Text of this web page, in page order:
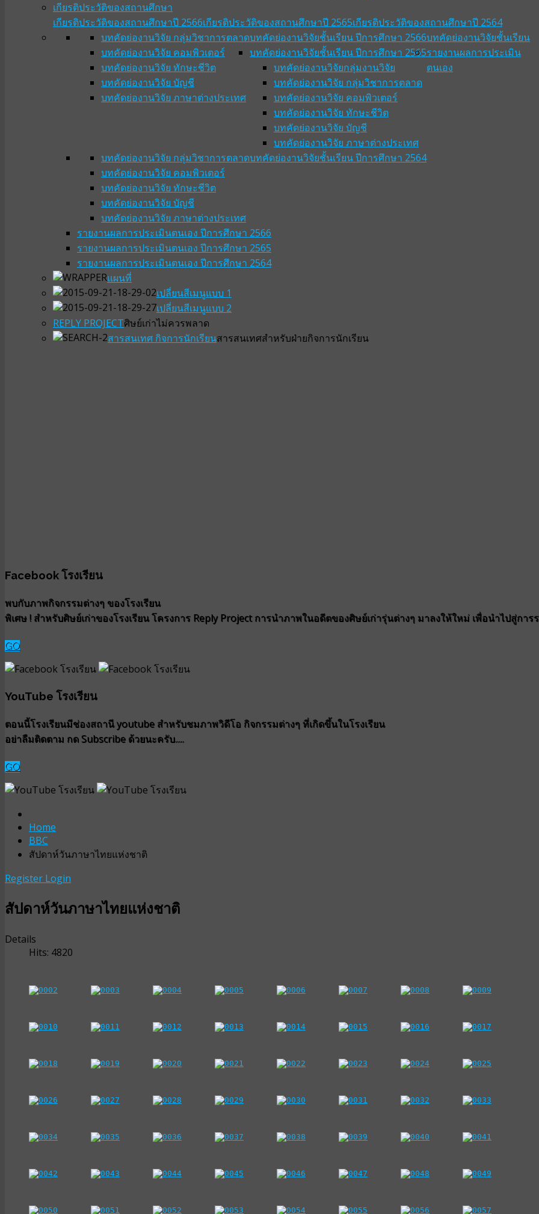
เกียรติประวัติของสถานศึกษา
เกียรติประวัติของสถานศึกษาปี 2566เกียรติประวัติของสถานศึกษาปี 2565เกียรติประวัติของสถานศึกษาปี 2564
บทคัดย่องานวิจัยชั้นเรียน
บทคัดย่องานวิจัยชั้นเรียน ปีการศึกษา 2566
บทคัดย่องานวิจัย กลุ่มวิชาการตลาด
บทคัดย่องานวิจัย คอมพิวเตอร์
บทคัดย่องานวิจัย ทักษะชีวิต
บทคัดย่องานวิจัย บัญชี
บทคัดย่องานวิจัย ภาษาต่างประเทศ
บทคัดย่องานวิจัยชั้นเรียน ปีการศึกษา 2565
บทคัดย่องานวิจัยกลุ่มงานวิจัย
บทคัดย่องานวิจัย กลุ่มวิชาการตลาด
บทคัดย่องานวิจัย คอมพิวเตอร์
บทคัดย่องานวิจัย ทักษะชีวิต
บทคัดย่องานวิจัย บัญชี
บทคัดย่องานวิจัย ภาษาต่างประเทศ
บทคัดย่องานวิจัยชั้นเรียน ปีการศึกษา 2564
บทคัดย่องานวิจัย กลุ่มวิชาการตลาด
บทคัดย่องานวิจัย คอมพิวเตอร์
บทคัดย่องานวิจัย ทักษะชีวิต
บทคัดย่องานวิจัย บัญชี
บทคัดย่องานวิจัย ภาษาต่างประเทศ
รายงานผลการประเมิน
ตนเอง
รายงานผลการประเมินตนเอง ปีการศึกษา 2566
รายงานผลการประเมินตนเอง ปีการศึกษา 2565
รายงานผลการประเมินตนเอง ปีการศึกษา 2564
แผนที่
เปลี่ยนสีเมนูแบบ 1
เปลี่ยนสีเมนูแบบ 2
REPLY PROJECTศิษย์เก่าไม่ควรพลาด
สารสนเทศ กิจการนักเรียนสารสนเทศสำหรับฝ่ายกิจการนักเรียน
Facebook โรงเรียน
พบกับภาพกิจกรรมต่างๆ ของโรงเรียน
พิเศษ ! สำหรับศิษย์เก่าของโรงเรียน โครงการ Reply Project การนำภาพในอดีตของศิษย์เก่ารุ่นต่างๆ มาลงให้ใหม่ เพื่อนำไปสู่การ
GO
YouTube โรงเรียน
ตอนนี้โรงเรียนมีช่องสถานี youtube สำหรับชมภาพวิดีโอ กิจกรรมต่างๆ ที่เกิดขึ้นในโรงเรียน
อย่าลืมติดตาม กด Subscribe ด้วยนะครับ.....
GO
Home
BBC
สัปดาห์วันภาษาไทยแห่งชาติ
Register Login
สัปดาห์วันภาษาไทยแห่งชาติ
Details
Hits: 4820